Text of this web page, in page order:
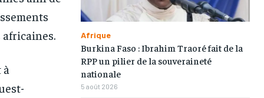
TOGOREGARD
LOMEBOUGEINFO
NOUVELLE D’AFRIQUE
LEDEFENSEURINFO
TOGOREGARD
LOMEBOUGEINFO
NOUVELLE D’AFRIQUE
LEDEFENSEURINFO
TOGOREGARD
LOMEBOUGEINFO
NOUVELLE D’AFRIQUE
LEDEFENSEURINFO
TOGOREGARD
LOMEBOUGEINFO
NOUVELLE D’AFRIQUE
LEDEFENSEURINFO
Afrique
Burkina Faso : Ibrahim Traoré fait de la
RPP un pilier de la souveraineté
nationale
5 août 2026